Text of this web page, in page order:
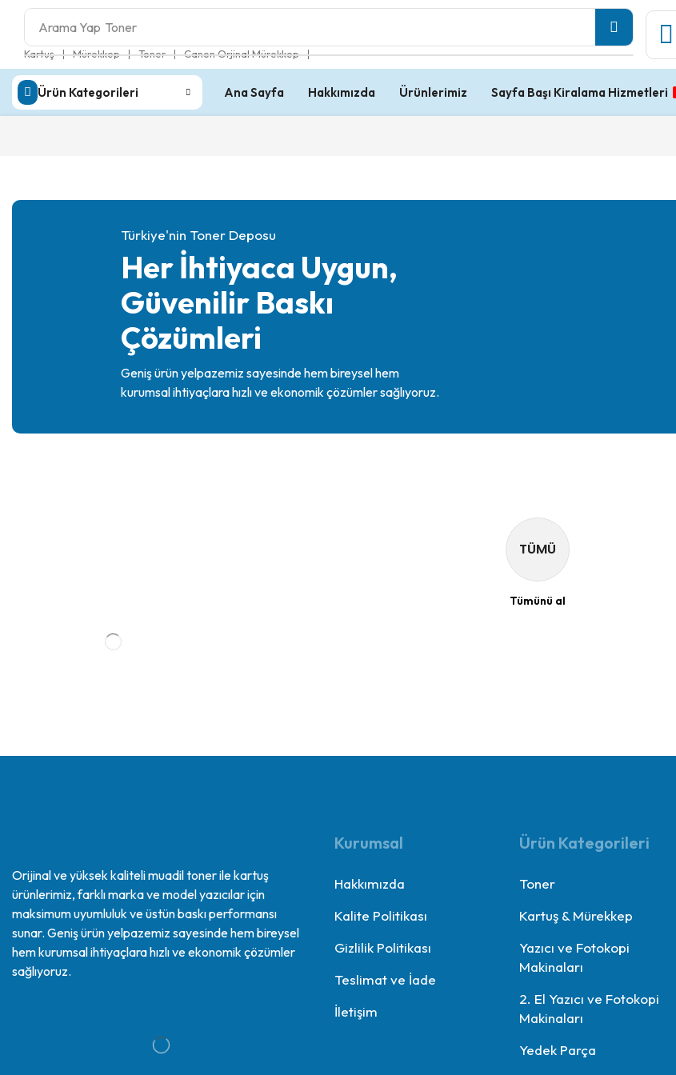
Arama Yap Toner
Kartuş ❘ Mürekkep ❘ Toner ❘ Canon Orjinal Mürekkep ❘
Ürün Kategorileri Ana Sayfa Hakkımızda Ürünlerimiz Sayfa Başı Kiralama Hizmetleri
Türkiye'nin Toner Deposu
Her İhtiyaca Uygun,
Güvenilir Baskı
Çözümleri
Geniş ürün yelpazemiz sayesinde hem bireysel hem
kurumsal ihtiyaçlara hızlı ve ekonomik çözümler sağlıyoruz.
TÜMÜ
Tümünü al
Orijinal ve yüksek kaliteli muadil toner ile kartuş
ürünlerimiz, farklı marka ve model yazıcılar için
maksimum uyumluluk ve üstün baskı performansı
sunar. Geniş ürün yelpazemiz sayesinde hem bireysel
hem kurumsal ihtiyaçlara hızlı ve ekonomik çözümler
sağlıyoruz.
Kurumsal
Hakkımızda
Kalite Politikası
Gizlilik Politikası
Teslimat ve İade
İletişim
Ürün Kategorileri
Toner
Kartuş & Mürekkep
Yazıcı ve Fotokopi
Makinaları
2. El Yazıcı ve Fotokopi
Makinaları
Yedek Parça